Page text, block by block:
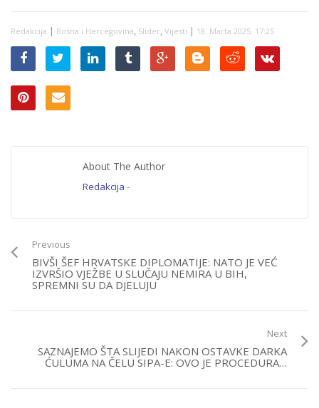
Redakcija | Bosna i Hercegovina, Slider, Vijesti | 18. Marta 2025. 17:25
About The Author
Redakcija -
Previous
BIVŠI ŠEF HRVATSKE DIPLOMATIJE: NATO JE VEĆ
IZVRŠIO VJEŽBE U SLUČAJU NEMIRA U BIH,
SPREMNI SU DA DJELUJU
Next
SAZNAJEMO ŠTA SLIJEDI NAKON OSTAVKE DARKA
ĆULUMA NA ČELU SIPA-E: OVO JE PROCEDURA…